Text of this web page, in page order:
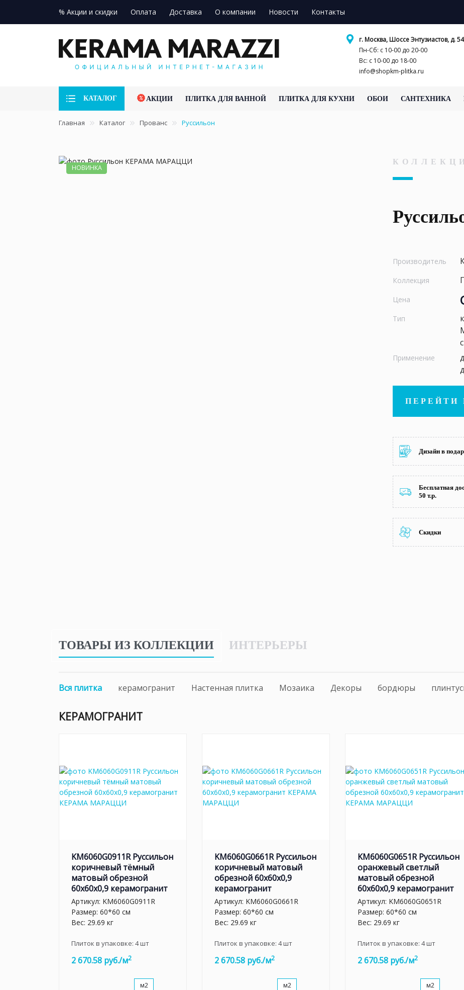
% Акции и скидки Оплата Доставка О компании Новости Контакты
г. Москва, Шоссе Энтузиастов, д. 54
Пн-Сб: с 10-00 до 20-00
Вс: с 10-00 до 18-00
info@shopkm-plitka.ru
КАТАЛОГ АКЦИИ ПЛИТКА ДЛЯ ВАННОЙ ПЛИТКА ДЛЯ КУХНИ ОБОИ САНТЕХНИКА
Главная Каталог Прованс Руссильон
НОВИНКА
Производитель
Коллекция
Цена
Тип
Применение
ПЕРЕЙТИ
Дизайн в
Бесплатная
50 т.р.
Скидки
ТОВАРЫ ИЗ КОЛЛЕКЦИИ ИНТЕРЬЕРЫ
Вся плитка керамогранит Настенная плитка Мозаика Декоры бордюры
КЕРАМОГРАНИТ
KM6060G0911R Руссильон
коричневый тёмный
матовый обрезной
60x60x0,9 керамогранит
Артикул: KM6060G0911R
Размер: 60*60 см
Вес: 29.69 кг
Плиток в упаковке: 4шт
2 670.58 руб./м2
м2
KM6060G0661R Руссильон
коричневый матовый
обрезной 60x60x0,9
керамогранит
Артикул: KM6060G0661R
Размер: 60*60 см
Вес: 29.69 кг
Плиток в упаковке: 4шт
2 670.58 руб./м2
м2
KM6060G0651R Руссильон
оранжевый светлый
матовый обрезной
60x60x0,9 керамогранит
Артикул: KM6060G0651R
Размер: 60*60 см
Вес: 29.69 кг
Плиток в упаковке: 4шт
2 670.58 руб./м2
м2